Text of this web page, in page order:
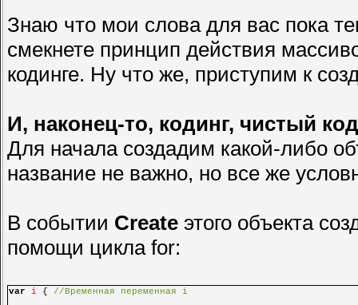
Знаю что мои слова для вас пока
смекнете принцип действия
кодинге. Ну что же, приступим к
И, наконец-то, кодинг, чистый
Для начала создадим какой-либо
название не важно, но все же
В событии Create этого объекта
помощи цикла for:
var i { //Временная переменная i